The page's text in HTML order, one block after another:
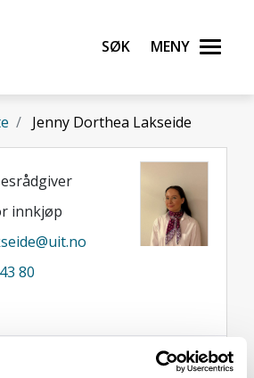
universitet
Søk Meny
Jenny Dorthea Lakseide
innkjøp
80